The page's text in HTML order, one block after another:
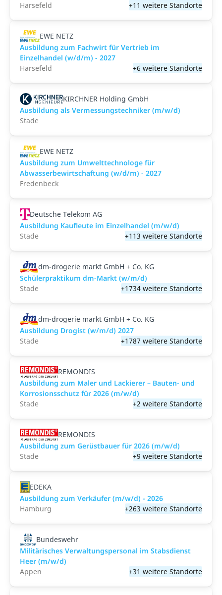
Harsefeld
+11 weitere Standorte
EWE NETZ
Ausbildung zum Fachwirt für Vertrieb im
Einzelhandel (w/d/m) - 2027
Harsefeld
+6 weitere Standorte
KIRCHNER Holding GmbH
Ausbildung als Vermessungstechniker (m/w/d)
Stade
EWE NETZ
Ausbildung zum Umwelttechnologe für
Abwasserbewirtschaftung (w/d/m) - 2027
Fredenbeck
Deutsche Telekom AG
Ausbildung Kaufleute im Einzelhandel (m/w/d)
Stade
+113 weitere Standorte
dm-drogerie markt GmbH + Co. KG
Schülerpraktikum dm-Markt (w/m/d)
Stade
+1734 weitere Standorte
dm-drogerie markt GmbH + Co. KG
Ausbildung Drogist (w/m/d) 2027
Stade
+1787 weitere Standorte
REMONDIS
Ausbildung zum Maler und Lackierer – Bauten- und
Korrosionsschutz für 2026 (m/w/d)
Stade
+2 weitere Standorte
REMONDIS
Ausbildung zum Gerüstbauer für 2026 (m/w/d)
Stade
+9 weitere Standorte
EDEKA
Ausbildung zum Verkäufer (m/w/d) - 2026
Hamburg
+263 weitere Standorte
Bundeswehr
Militärisches Verwaltungspersonal im Stabsdienst
Heer (m/w/d)
Appen
+31 weitere Standorte